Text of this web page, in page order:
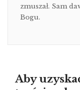
zmuszał. Sam
Bogu.
Aby